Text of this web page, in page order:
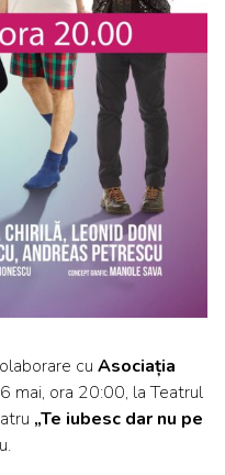
cu Asociația
mai, ora 20:00, la Teatrul
„Te iubesc dar nu pe